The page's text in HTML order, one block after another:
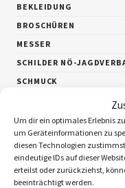
Um dir ein optimales Erlebnis
um Geräteinformationen zu
diesen Technologien
eindeutige IDs auf dieser
erteilst oder zurückziehst,
beeinträchtigt werden.
BEKLEIDUNG
BROSCHÜREN
MESSER
SCHILDER NÖ-
SCHMUCK
Nach